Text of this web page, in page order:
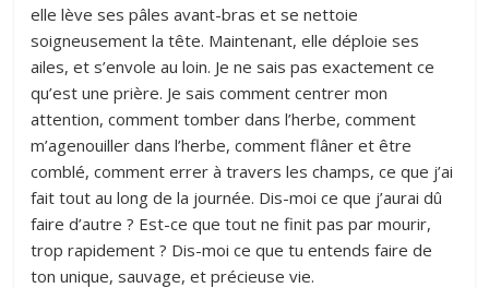
elle lève ses pâles avant-bras et se nettoie
soigneusement la tête. Maintenant, elle déploie ses
ailes, et s’envole au loin. Je ne sais pas exactement ce
qu’est une prière. Je sais comment centrer mon
attention, comment tomber dans l’herbe, comment
m’agenouiller dans l’herbe, comment flâner et être
comblé, comment errer à travers les champs, ce que j’ai
fait tout au long de la journée. Dis-moi ce que j’aurai dû
faire d’autre ? Est-ce que tout ne finit pas par mourir,
trop rapidement ? Dis-moi ce que tu entends faire de
ton unique, sauvage, et précieuse vie.